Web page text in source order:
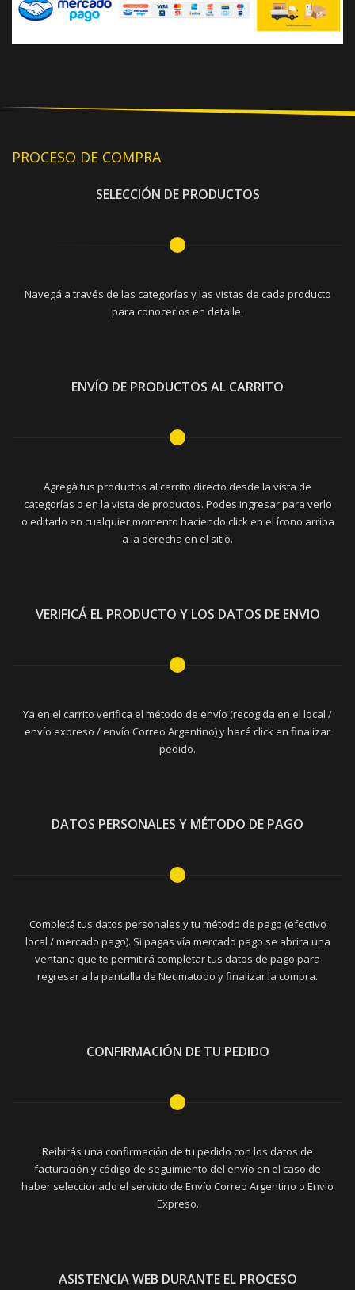
PROCESO DE COMPRA
SELECCIÓN DE PRODUCTOS
Navegá a través de las categorías y las vistas de cada producto
para conocerlos en detalle.
ENVÍO DE PRODUCTOS AL CARRITO
Agregá tus productos al carrito directo desde la vista de
categorías o en la vista de productos. Podes ingresar para verlo
o editarlo en cualquier momento haciendo click en el ícono arriba
a la derecha en el sitio.
VERIFICÁ EL PRODUCTO Y LOS DATOS DE ENVIO
Ya en el carrito verifica el método de envío (recogida en el local /
envío expreso / envío Correo Argentino) y hacé click en finalizar
pedido.
DATOS PERSONALES Y MÉTODO DE PAGO
Completá tus datos personales y tu método de pago (efectivo
local / mercado pago). Si pagas vía mercado pago se abrira una
ventana que te permitirá completar tus datos de pago para
regresar a la pantalla de Neumatodo y finalizar la compra.
CONFIRMACIÓN DE TU PEDIDO
Reibirás una confirmación de tu pedido con los datos de
facturación y código de seguimiento del envío en el caso de
haber seleccionado el servicio de Envío Correo Argentino o Envio
Expreso.
ASISTENCIA WEB DURANTE EL PROCESO